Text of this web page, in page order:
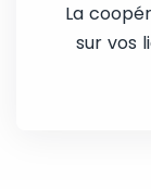
La
sur vos